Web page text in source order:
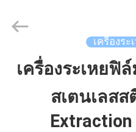
บ้าน
2026
Henan
Rights
เครื่องร
เครื่องระเหย
สเตนเลสส